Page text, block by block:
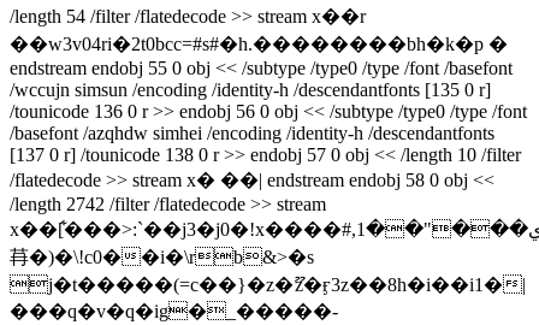
/length 54 /filter /flatedecode >> stream x� �r
��w3v04ri�2t0bcc=#s#�h.��������bh�k�p �
endstream endobj 55 0 obj << /subtype /type0 /type /font /basefont
/wccujn simsun /encoding /identity-h /descendantfonts [135 0 r]
/tounicode 136 0 r >> endobj 56 0 obj << /subtype /type0 /type /font
/basefont /azqhdw simhei /encoding /identity-h /descendantfonts
[137 0 r] /tounicode 138 0 r >> endobj 57 0 obj << /length 10 /filter
/flatedecode >> stream x� ��| endstream endobj 58 0 obj <<
/length 2742 /filter /flatedecode >> stream
x��[͋���>:`��j3�j0�!x����#,ي���"��1a�dv�
䒣�)�\!c0��i�\rb&>�s
j�t�����(=c��}�z�ޫz�ӻ3z��8h�i��i1�|
���q�v�q�ig�_�����-